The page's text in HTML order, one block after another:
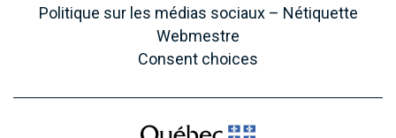
Politique sur les médias sociaux – Nétiquette
Webmestre
Consent choices